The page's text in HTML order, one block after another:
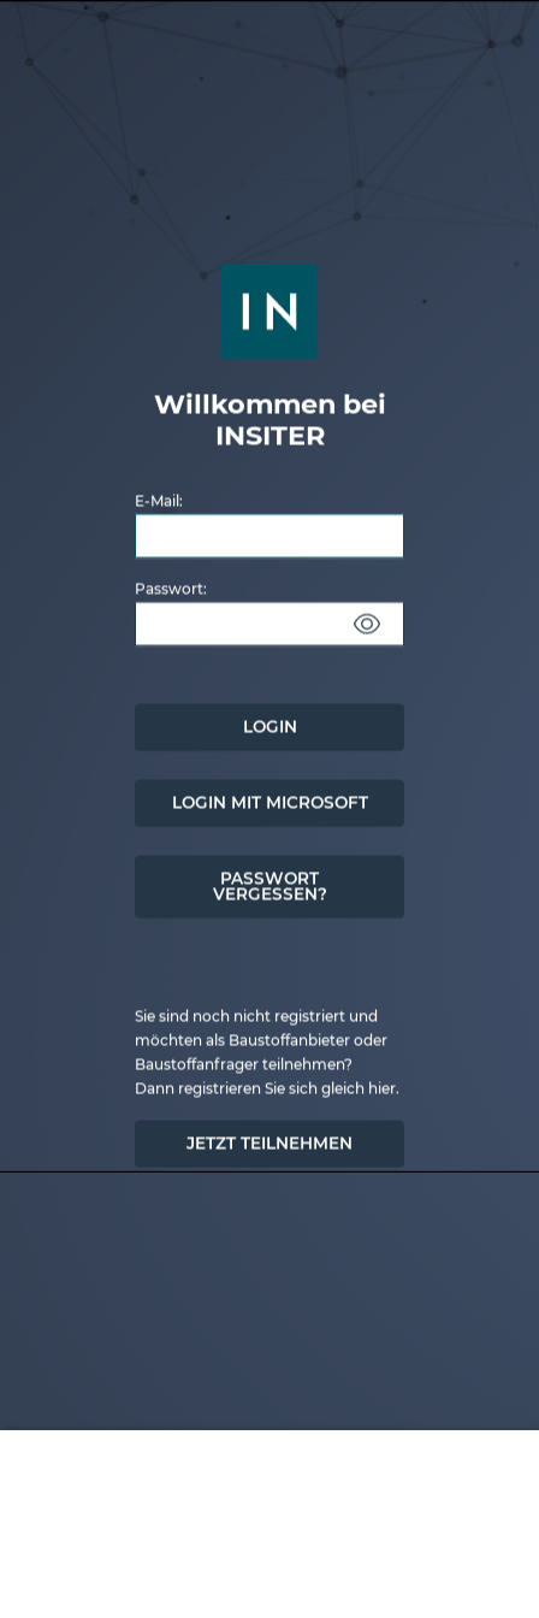
Willkommen bei
INSITER
E-Mail:
Passwort:
LOGIN
LOGIN MIT MICROSOFT
PASSWORT
VERGESSEN?
Sie sind noch nicht registriert und
möchten als Baustoffanbieter oder
Baustoffanfrager teilnehmen?
Dann registrieren Sie sich gleich hier.
JETZT TEILNEHMEN